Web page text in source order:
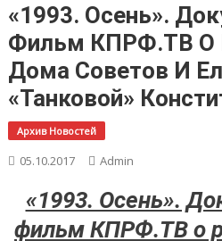
«1993. Осень».
Фильм КПРФ.ТВ О
Дома Советов И
«танковой»
Архив Новостей
05.10.2017 Admin
«1993. Осень».
фильм КПРФ.ТВ о